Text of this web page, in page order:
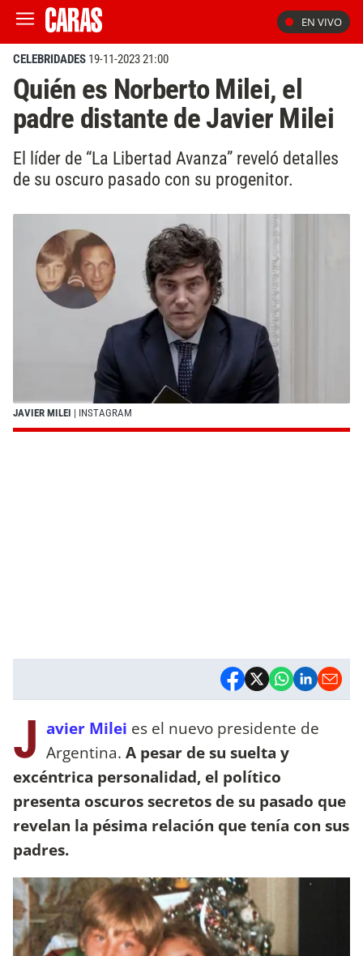
EN VIVO
CELEBRIDADES 19-11-2023 21:00
Quién es Norberto Milei, el
padre distante de Javier Milei
El líder de “La Libertad Avanza” reveló detalles
de su oscuro pasado con su progenitor.
JAVIER MILEI | INSTAGRAM
J avier Milei es el nuevo presidente de
Argentina. A pesar de su suelta y
excéntrica personalidad, el político
presenta oscuros secretos de su pasado que
revelan la pésima relación que tenía con sus
padres.